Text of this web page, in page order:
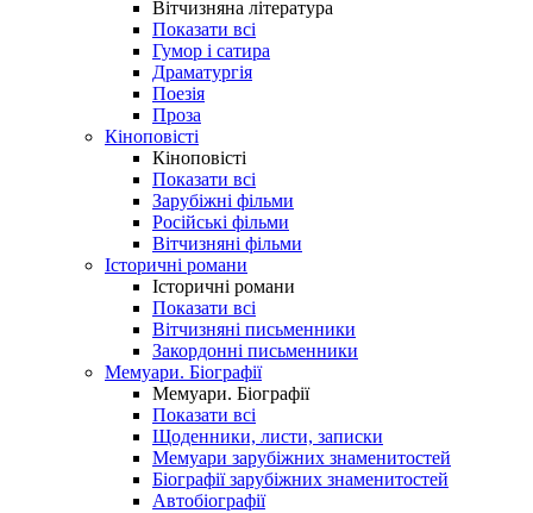
Вітчизняна література
Показати всі
Гумор і сатира
Драматургія
Поезія
Проза
Кіноповісті
Кіноповісті
Показати всі
Зарубіжні фільми
Російські фільми
Вітчизняні фільми
Історичні романи
Історичні романи
Показати всі
Вітчизняні письменники
Закордонні письменники
Мемуари. Біографії
Мемуари. Біографії
Показати всі
Щоденники, листи, записки
Мемуари зарубіжних знаменитостей
Біографії зарубіжних знаменитостей
Автобіографії